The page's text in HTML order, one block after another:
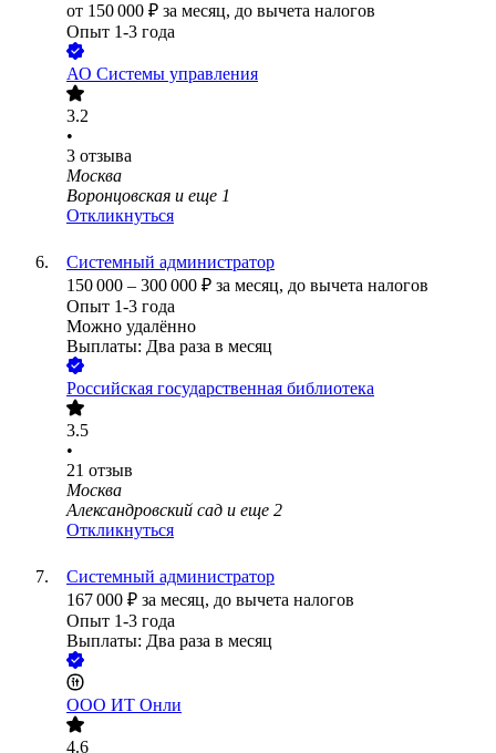
от 150 000 ₽ за месяц, до вычета налогов
Опыт 1-3 года
АО Системы управления
3.2
•
3 отзыва
Москва
Воронцовская и еще 1
Откликнуться
Системный администратор
150 000 – 300 000 ₽ за месяц, до вычета налогов
Опыт 1-3 года
Можно удалённо
Выплаты: Два раза в месяц
Российская государственная библиотека
3.5
•
21 отзыв
Москва
Александровский сад и еще 2
Откликнуться
Системный администратор
167 000 ₽ за месяц, до вычета налогов
Опыт 1-3 года
Выплаты: Два раза в месяц
ООО ИТ Онли
4.6